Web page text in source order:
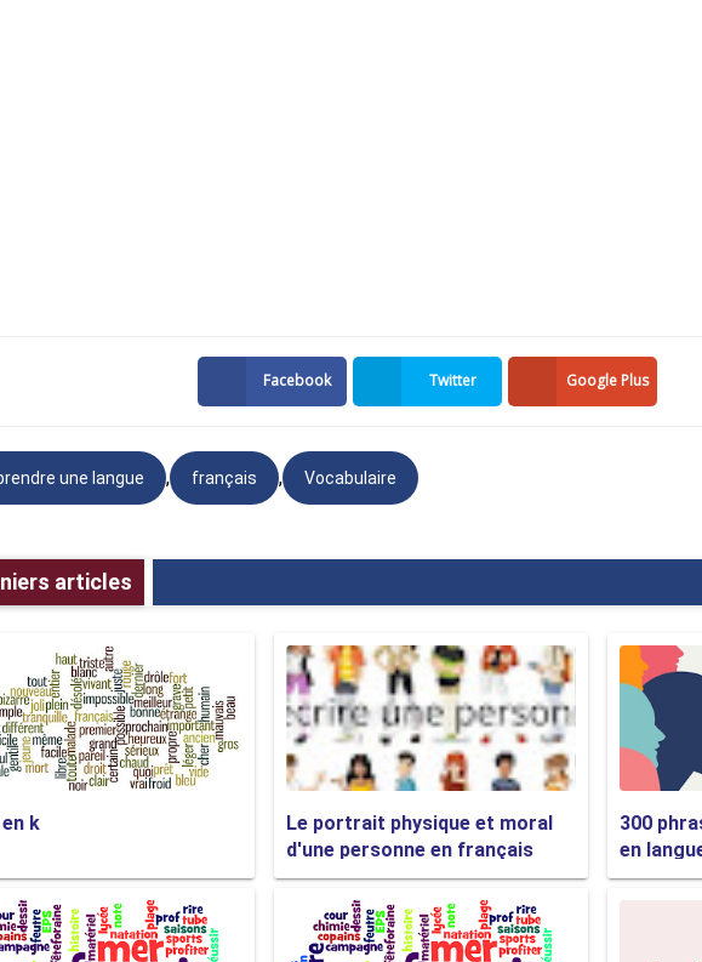
D'accord, je suis désolé d'entendre ça! Je ferai de mon mieux pour vous aider.
une fois, normalement, vous pourrez obtenir ce dont vous avez besoin en
phrases utiles:
pas content du service.
assez explicite, mais il est un moyen fort de dire que vous n'êtes pas
le membre du personnel à vous couper (mettre fin à l'appel téléphonique) ou
fin à l'appel téléphonique) sur toi.
pas en attente!
Facebook Twitter Google Plus
une langue , français , Vocabulaire
articles
300
en
Le portrait physique et moral
d'une personne en français
k